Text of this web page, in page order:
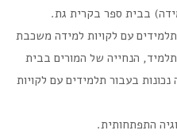
בבית ספר בקרית גת.
תלמידים עם לקויות למידה משכבת
הנחייה של המורים בבית
בעבור תלמידים עם לקויות
התפתחותית.